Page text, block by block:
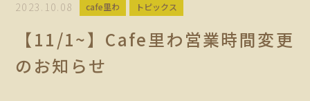
2023.10.08 cafe里わ トピックス
【11/1~】Cafe里わ営業時間変更
のお知らせ